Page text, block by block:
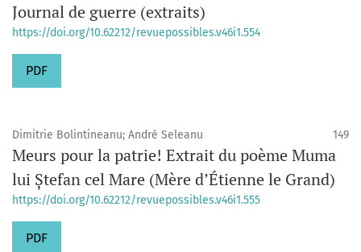
Journal de guerre (extraits)
https://doi.org/10.62212/revuepossibles.v46i1.554
PDF
Dimitrie Bolintineanu; André Seleanu 149
Meurs pour la patrie! Extrait du poème Muma
lui Ștefan cel Mare (Mère d’Étienne le Grand)
https://doi.org/10.62212/revuepossibles.v46i1.555
PDF